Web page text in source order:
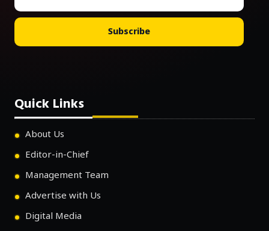
Subscribe
Quick Links
About Us
Editor-in-Chief
Management Team
Advertise with Us
Digital Media